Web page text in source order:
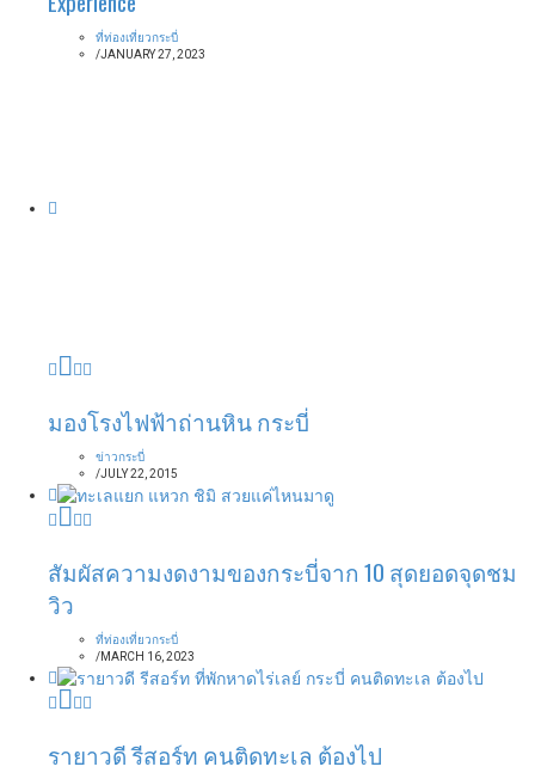
ที่ท่องเที่ยวกระบี่
/JANUARY 27, 2023
มองโรงไฟฟ้าถ่านหิน กระบี่
ข่าวกระบี่
/JULY 22, 2015
สัมผัสความงดงามของกระบี่จาก 10 สุดยอดจุดชม
วิว
ที่ท่องเที่ยวกระบี่
/MARCH 16, 2023
รายาวดี รีสอร์ท คนติดทะเล ต้องไป